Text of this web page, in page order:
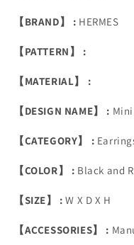
【BRAND】 : HERMES
【PATTERN】 :
【MATERIAL】 :
【DESIGN NAME】 :
【CATEGORY】 :
【COLOR】 : Black and
【SIZE】 :W X D X H
【ACCESSORIES】 :